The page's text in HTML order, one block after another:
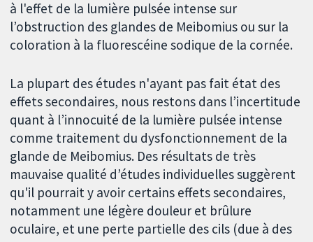
à l'effet de la lumière pulsée intense sur
l’obstruction des glandes de Meibomius ou sur la
coloration à la fluorescéine sodique de la cornée.
La plupart des études n'ayant pas fait état des
effets secondaires, nous restons dans l’incertitude
quant à l’innocuité de la lumière pulsée intense
comme traitement du dysfonctionnement de la
glande de Meibomius. Des résultats de très
mauvaise qualité d’études individuelles suggèrent
qu'il pourrait y avoir certains effets secondaires,
notamment une légère douleur et brûlure
oculaire, et une perte partielle des cils (due à des